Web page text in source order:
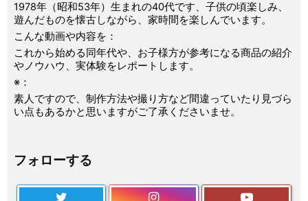
1978年（昭和53年）生まれの40代です、子供の頃楽しみ、
遊んだものを懐古しながら、家時間を楽しんでいます。
こんな動画や内容を：
これから始める同年代や、お子様方が参考になる商品の紹介
やノウハウ、実体験をレポートします。
※：
素人ですので、制作方法や撮り方など間違っていたり見づら
い点もあるかと思いますがご了承くださいませ。
フォローする